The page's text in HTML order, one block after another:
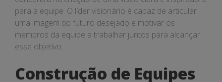
para a equipe. O líder visionário é capaz de articular
uma imagem do futuro desejado e motivar os
membros da equipe a trabalhar juntos para alcançar
esse objetivo.
Construção de Equipes